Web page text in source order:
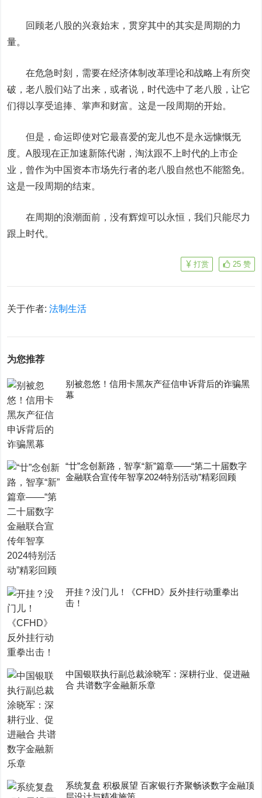
回顾老八股的兴衰始末，贯穿其中的其实是周期的力
量。
在危急时刻，需要在经济体制改革理论和战略上有所突
破，老八股们站了出来，或者说，时代选中了老八股，让它
们得以享受追捧、掌声和财富。这是一段周期的开始。
但是，命运即使对它最喜爱的宠儿也不是永远慷慨无
度。A股现在正加速新陈代谢，淘汰跟不上时代的上市企
业，曾作为中国资本市场先行者的老八股自然也不能豁免。
这是一段周期的结束。
在周期的浪潮面前，没有辉煌可以永恒，我们只能尽力
跟上时代。
25 赞
打赏
关于作者:法制生活
为您推荐
别被忽悠！信用卡黑灰产征信申诉背后的诈骗黑
幕
“廿”念创新路，智享“新”篇章——“第二十届数字
金融联合宣传年智享2024特别活动”精彩回顾
开挂？没门儿！《CFHD》反外挂行动重拳出
击！
中国银联执行副总裁涂晓军：深耕行业、促进融
合 共谱数字金融新乐章
系统复盘 积极展望 百家银行齐聚畅谈数字金融顶